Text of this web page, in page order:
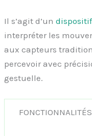
Il s’agit d’un
interpréter les
aux capteurs
percevoir avec
gestuelle.
FONCTIONNALITÉS